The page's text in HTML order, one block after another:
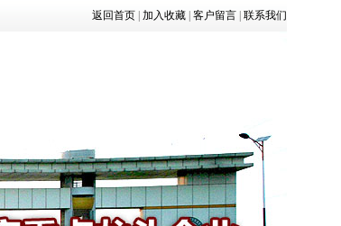
返回首页 加入收藏 客户留言 联系我们